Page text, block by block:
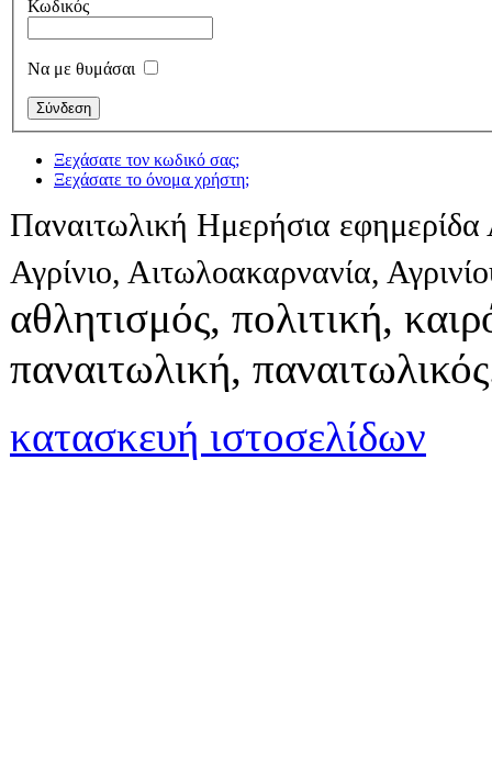
Κωδικός
Να με θυμάσαι
Ξεχάσατε τον κωδικό σας;
Ξεχάσατε το όνομα χρήστη;
Παναιτωλική Ημερήσια εφημερίδα
Αγρίνιο, Αιτωλοακαρνανία,
αθλητισμός, πολιτική,
παναιτωλική,
κατασκευή ιστοσελίδων